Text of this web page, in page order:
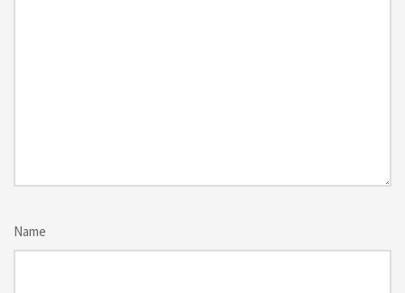
Name